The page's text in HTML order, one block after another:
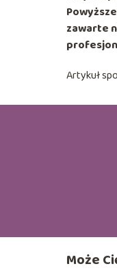
zawarte
Artykuł
Może